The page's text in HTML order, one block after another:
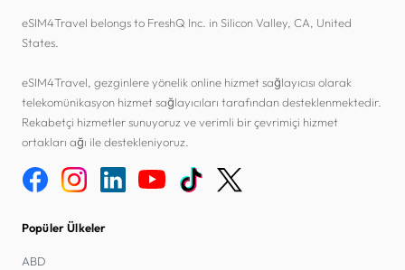
eSIM4Travel belongs to FreshQ Inc. in Silicon Valley, CA, United
States.
eSIM4Travel, gezginlere yönelik online hizmet sağlayıcısı olarak
telekomünikasyon hizmet sağlayıcıları tarafından desteklenmektedir.
Rekabetçi hizmetler sunuyoruz ve verimli bir çevrimiçi hizmet
ortakları ağı ile destekleniyoruz.
Popüler Ülkeler
ABD